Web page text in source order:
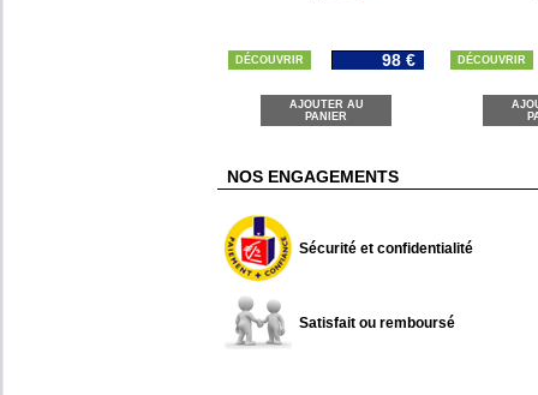
DÉCOUVRIR 98 €
AJOUTER AU
PANIER
DÉCOUVRIR
NOS ENGAGEMENTS
Sécurité et confidentialité
Satisfait ou remboursé